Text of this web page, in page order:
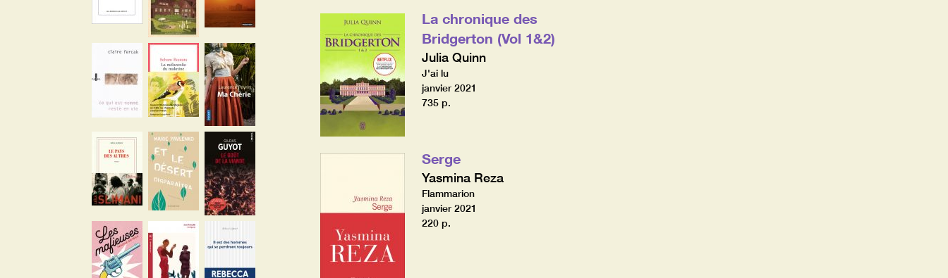
La chronique des
Bridgerton (Vol 1&2)
Julia Quinn
J'ai lu
janvier 2021
735 p.
Serge
Yasmina Reza
Flammarion
janvier 2021
220 p.